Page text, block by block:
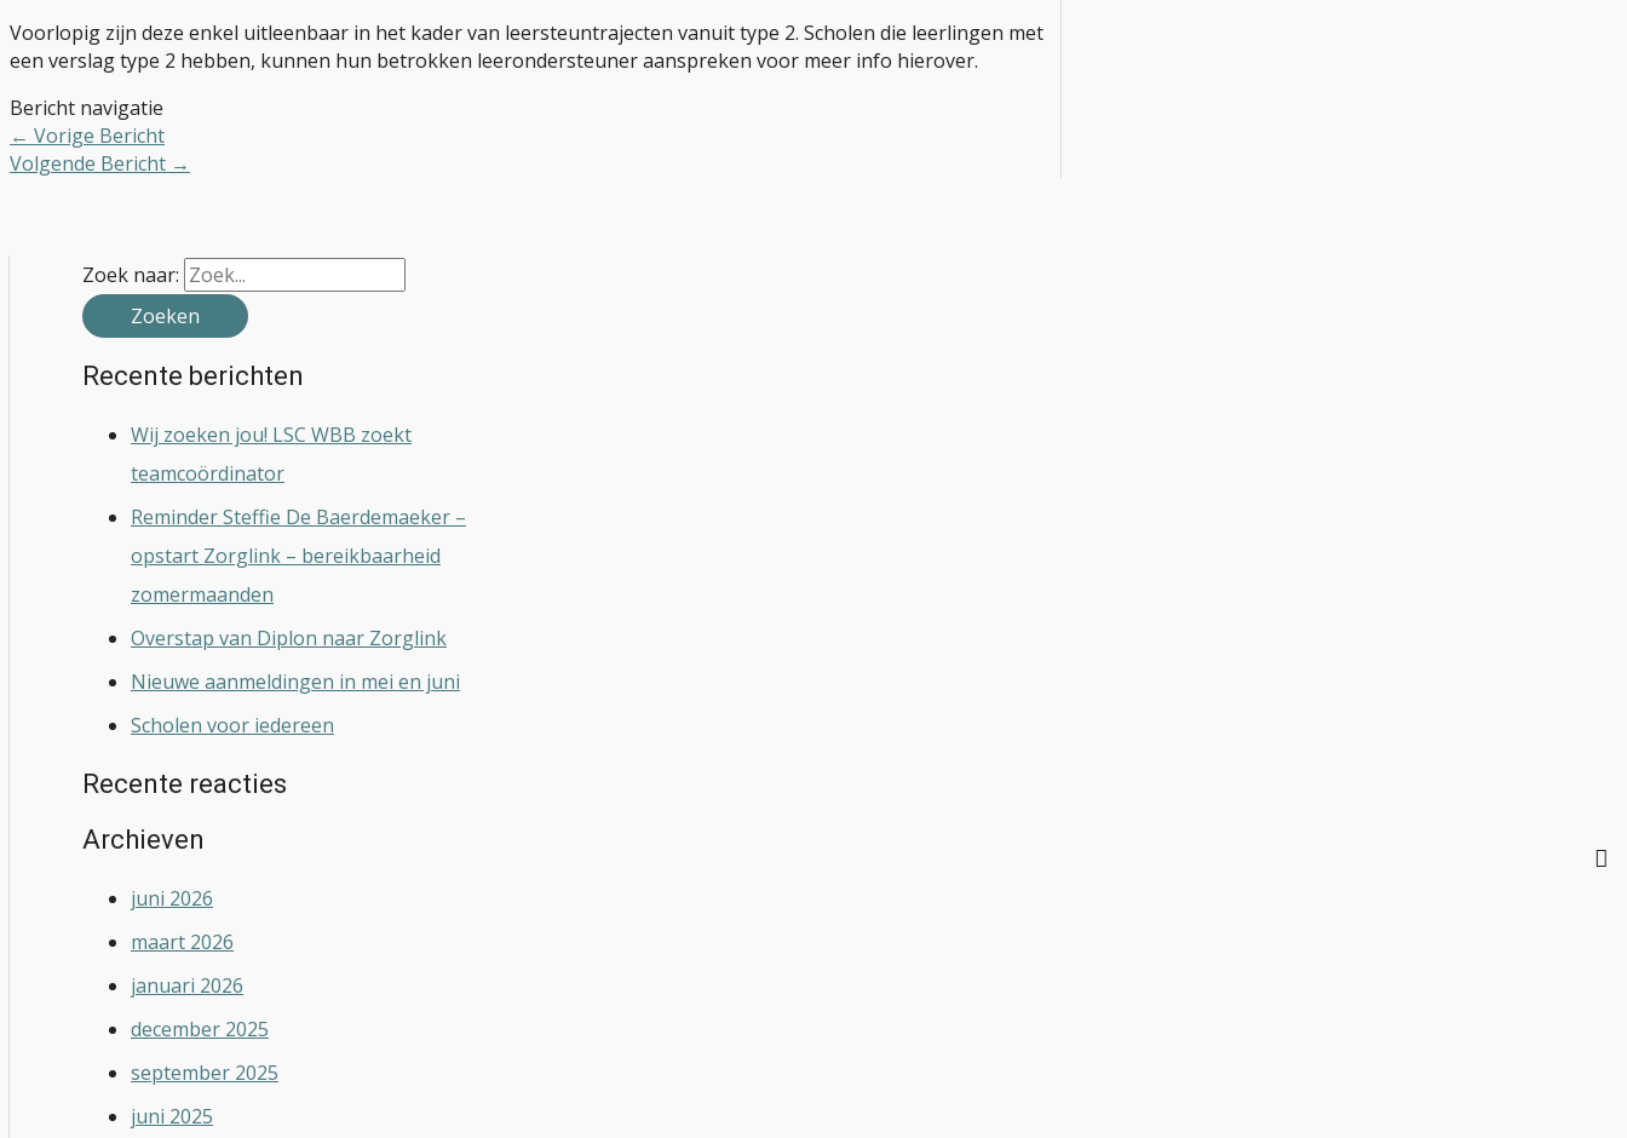
Voorlopig zijn deze enkel uitleenbaar in het kader van leersteuntrajecten vanuit type 2. Scholen die leerlingen met
een verslag type 2 hebben, kunnen hun betrokken leerondersteuner aanspreken voor meer info hierover.
Bericht navigatie
← Vorige Bericht
Volgende Bericht →
Zoek naar:
Recente berichten
Wij zoeken jou! LSC WBB zoekt
teamcoördinator
Reminder Steffie De Baerdemaeker –
opstart Zorglink – bereikbaarheid
zomermaanden
Overstap van Diplon naar Zorglink
Nieuwe aanmeldingen in mei en juni
Scholen voor iedereen
Recente reacties
Archieven
juni 2026
maart 2026
januari 2026
december 2025
september 2025
juni 2025